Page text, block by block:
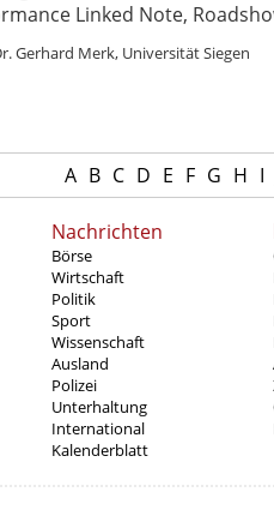
Linked Note,
Gerhard Merk, Universität Siegen
A B C D E F G H I
Nachrichten
Börse
Wirtschaft
Politik
Sport
Wissenschaft
Ausland
Polizei
Unterhaltung
International
Kalenderblatt